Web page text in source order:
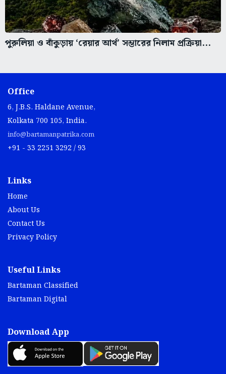
পুরুলিয়া ও বাঁকুড়ায় ‘রেয়ার আর্থ’ সম্ভারের নিলাম প্রক্রিয়া...
Office
6, J.B.S. Haldane Avenue,
Kolkata 700 105, India.
info@bartamanpatrika.com
+91 - 33 2251 3292 / 93
Links
Home
About Us
Contact Us
Privacy Policy
Useful Links
Bartaman Classified
Bartaman Digital
Download App